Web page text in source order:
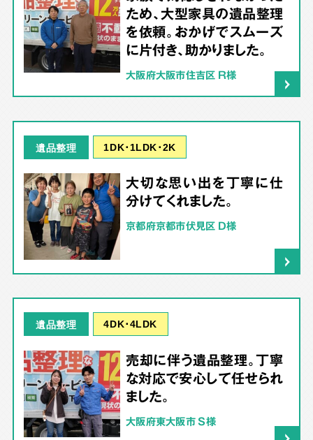
ため、大型家具の遺品整理
を依頼。おかげでスムーズ
に片付き、助かりました。
大阪府大阪市住吉区 R様
遺品整理 1DK･1LDK･2K
大切な思い出を丁寧に仕
分けてくれました。
京都府京都市伏見区 D様
遺品整理 4DK･4LDK
売却に伴う遺品整理。丁寧
な対応で安心して任せられ
ました。
大阪府東大阪市 S様